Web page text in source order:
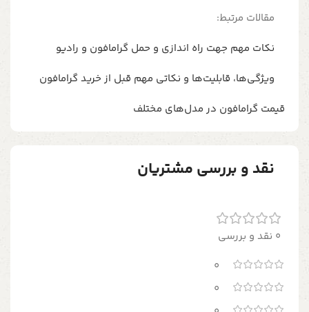
مقالات مرتبط:
نکات مهم جهت راه اندازی و حمل گرامافون و رادیو
ویژگی‌ها، قابلیت‌ها و نکاتی مهم قبل از خرید گرامافون
قیمت گرامافون در مدل‌های مختلف
نقد و بررسی مشتریان
0 نقد و بررسی
0
0